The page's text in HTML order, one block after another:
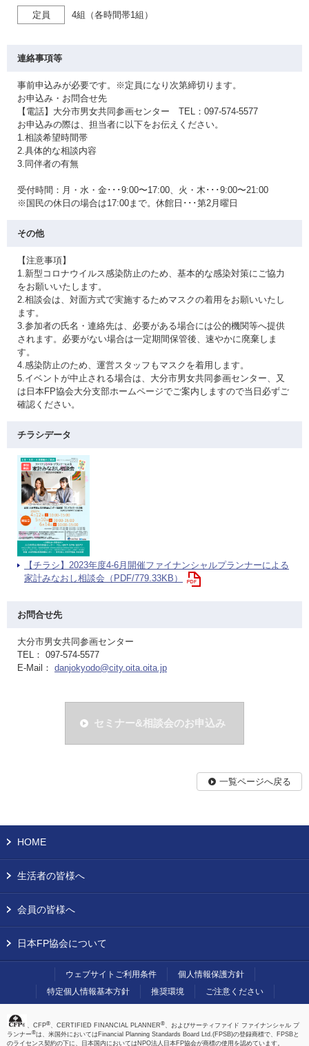
定員 4組（各時間帯1組）
連絡事項等
事前申込みが必要です。※定員になり次第締切ります。
お申込み・お問合せ先
【電話】大分市男女共同参画センター TEL：097-574-5577
お申込みの際は、担当者に以下をお伝えください。
1.相談希望時間帯
2.具体的な相談内容
3.同伴者の有無
受付時間：月・水・金･･･9:00〜17:00、火・木･･･9:00〜21:00
※国民の休日の場合は17:00まで。休館日･･･第2月曜日
その他
【注意事項】
1.新型コロナウイルス感染防止のため、基本的な感染対策にご協力
をお願いいたします。
2.相談会は、対面方式で実施するためマスクの着用をお願いいたし
ます。
3.参加者の氏名・連絡先は、必要がある場合には公的機関等へ提供
されます。必要がない場合は一定期間保管後、速やかに廃棄しま
す。
4.感染防止のため、運営スタッフもマスクを着用します。
5.イベントが中止される場合は、大分市男女共同参画センター、又
は日本FP協会大分支部ホームページでご案内しますので当日必ずご
確認ください。
チラシデータ
【チラシ】2023年度4-6月開催ファイナンシャルプランナーによる
家計みなおし相談会（PDF/779.33KB）
お問合せ先
大分市男女共同参画センター
TEL： 097-574-5577
E-Mail： danjokyodo@city.oita.oita.jp
セミナー&相談会のお申込み
一覧ページへ戻る
HOME
生活者の皆様へ
会員の皆様へ
日本FP協会について
ウェブサイトご利用条件
個人情報保護方針
特定個人情報基本方針
推奨環境 ご注意ください
、CFP®、CERTIFIED FINANCIAL PLANNER®、およびサーティファイド ファイナンシャル プ
ランナー®は、米国外においてはFinancial Planning Standards Board Ltd.(FPSB)の登録商標で、FPSBと
のライセンス契約の下に、日本国内においてはNPO法人日本FP協会が商標の使用を認めています。